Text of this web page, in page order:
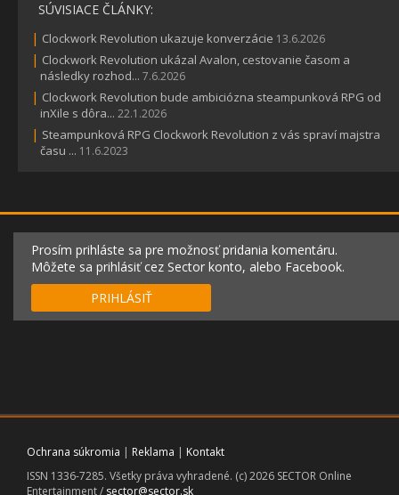
SÚVISIACE ČLÁNKY:
| Clockwork Revolution ukazuje konverzácie 13.6.2026
| Clockwork Revolution ukázal Avalon, cestovanie časom a
následky rozhod... 7.6.2026
| Clockwork Revolution bude ambiciózna steampunková RPG od
inXile s dôra... 22.1.2026
| Steampunková RPG Clockwork Revolution z vás spraví majstra
času ... 11.6.2023
Prosím prihláste sa pre možnosť pridania komentáru.
Môžete sa prihlásiť cez Sector konto, alebo Facebook.
PRIHLÁSIŤ
Ochrana súkromia | Reklama | Kontakt
ISSN 1336-7285. Všetky práva vyhradené. (c) 2026 SECTOR Online
Entertainment / sector@sector.sk